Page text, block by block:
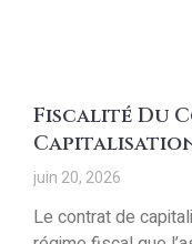
Fiscalité Du
Capitalisation
juin 20, 2026
Le contrat de